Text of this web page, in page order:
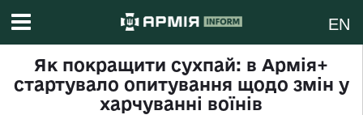
EN
Як покращити сухпай: в Армія+
стартувало опитування щодо змін у
харчуванні воїнів